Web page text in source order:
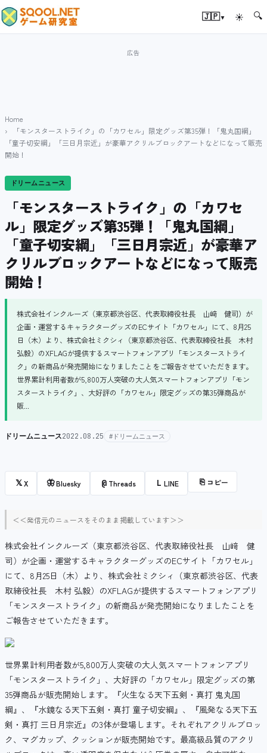
🇯🇵▾ ☀ 🔍
Home
「モンスターストライク」の「カワセル」限定グッズ第35弾！「鬼丸国綱」
「童子切安綱」「三日月宗近」が豪華アクリルブロックアートなどになって販売
開始！
ドリームニュース
「モンスターストライク」の「カワセ
ル」限定グッズ第35弾！「鬼丸国綱」
「童子切安綱」「三日月宗近」が豪華ア
クリルブロックアートなどになって販売
開始！
株式会社インクルーズ（東京都渋谷区、代表取締役社長 山﨑 健司）が
企画・運営するキャラクターグッズのECサイト「カワセル」にて、8月25
日（木）より、株式会社ミクシィ（東京都渋谷区、代表取締役社長 木村
弘毅）のXFLAGが提供するスマートフォンアプリ「モンスターストライ
ク」の新商品が発売開始になりましたことをご報告させていただきます。
世界累計利用者数が5,800万人突破の大人気スマートフォンアプリ「モン
スターストライク」、大好評の「カワセル」限定グッズの第35弾商品が
販...
ドリームニュース2022.08.25 #ドリームニュース
𝕏X 🦋Bluesky @ Threads L LINE ⎘ コピー
＜＜発信元のニュースをそのまま掲載しています＞＞
株式会社インクルーズ（東京都渋谷区、代表取締役社長 山﨑 健
司）が企画・運営するキャラクターグッズのECサイト「カワセル」
にて、8月25日（木）より、株式会社ミクシィ（東京都渋谷区、代表
取締役社長 木村 弘毅）のXFLAGが提供するスマートフォンアプリ
「モンスターストライク」の新商品が発売開始になりましたことを
ご報告させていただきます。
世界累計利用者数が5,800万人突破の大人気スマートフォンアプリ
「モンスターストライク」、大好評の「カワセル」限定グッズの第
35弾商品が販売開始します。『火生なる天下五剣・真打 鬼丸国
綱』、『水鏡なる天下五剣・真打 童子切安綱』、『風発なる天下五
剣・真打 三日月宗近』の3体が登場します。それぞれアクリルブロッ
ク、マグカップ、クッションが販売開始です。最高級品質のアクリ